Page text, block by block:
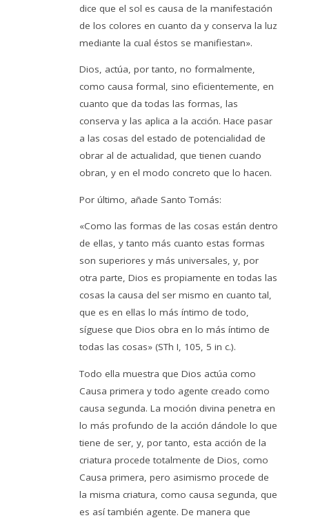
dice que el sol es causa de la manifestación
de los colores en cuanto da y conserva la luz
mediante la cual éstos se manifiestan».
Dios, actúa, por tanto, no formalmente,
como causa formal, sino eficientemente, en
cuanto que da todas las formas, las
conserva y las aplica a la acción. Hace pasar
a las cosas del estado de potencialidad de
obrar al de actualidad, que tienen cuando
obran, y en el modo concreto que lo hacen.
Por último, añade Santo Tomás:
«Como las formas de las cosas están dentro
de ellas, y tanto más cuanto estas formas
son superiores y más universales, y, por
otra parte, Dios es propiamente en todas las
cosas la causa del ser mismo en cuanto tal,
que es en ellas lo más íntimo de todo,
síguese que Dios obra en lo más íntimo de
todas las cosas» (STh I, 105, 5 in c.).
Todo ella muestra que Dios actúa como
Causa primera y todo agente creado como
causa segunda. La moción divina penetra en
lo más profundo de la acción dándole lo que
tiene de ser, y, por tanto, esta acción de la
criatura procede totalmente de Dios, como
Causa primera, pero asimismo procede de
la misma criatura, como causa segunda, que
es así también agente. De manera que